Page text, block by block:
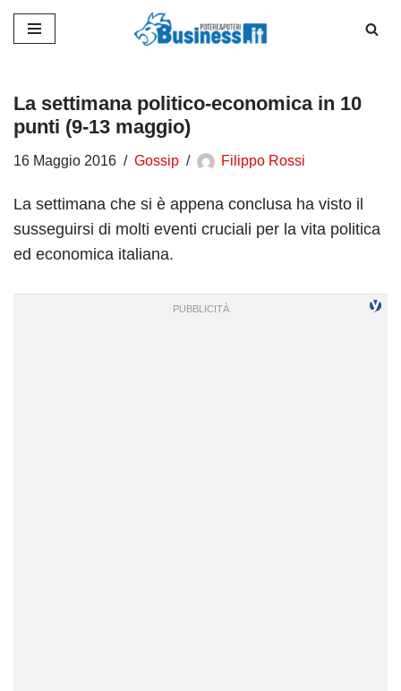
contenuto
La settimana politico-economica in 10
punti (9-13 maggio)
16 Maggio 2016 Gossip Filippo Rossi
La settimana che si è appena conclusa ha visto il
susseguirsi di molti eventi cruciali per la vita politica
ed economica italiana.